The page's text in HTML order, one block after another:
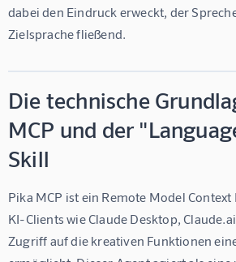
dabei den Eindruck erweckt, der
Zielsprache fließend.
Die technische
MCP und der
Skill
Pika MCP ist ein Remote Model
KI-Clients wie Claude Desktop,
Zugriff auf die kreativen Funktionen